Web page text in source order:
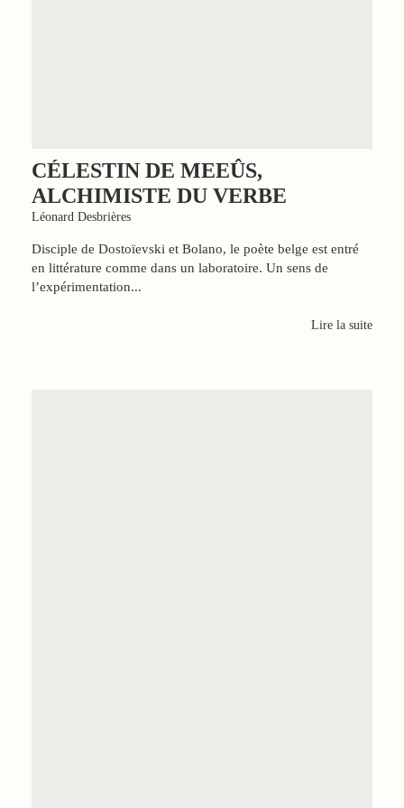
CÉLESTIN DE MEEÛS,
ALCHIMISTE DU VERBE
Léonard Desbrières
Disciple de Dostoïevski et Bolano, le poète belge est entré
en littérature comme dans un laboratoire. Un sens de
l’expérimentation...
Lire la suite